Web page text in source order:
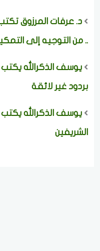
د. عرفات المرزوق
.. من التوجيه إلى
يوسف الذكرالله
بردود غير لائقة
يوسف الذكرالله
الشريفين